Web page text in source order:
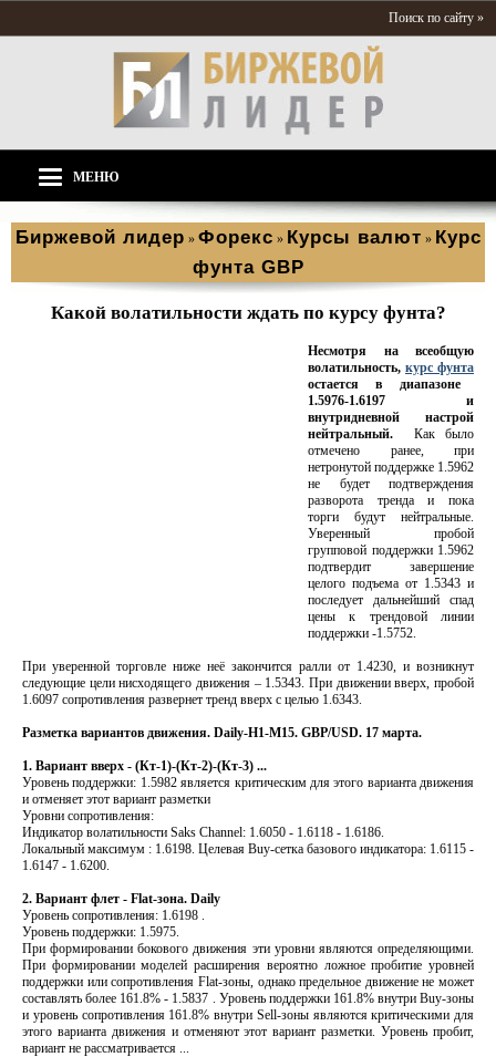
Поиск по сайту »
МЕНЮ
Биржевой лидер » Форекс » Курсы валют » Курс
фунта GBP
Какой волатильности ждать по курсу фунта?
Несмотря на всеобщую
волатильность, курс фунта
остается в диапазоне
1.5976-1.6197 и
внутридневной настрой
нейтральный. Как было
отмечено ранее, при
нетронутой поддержке 1.5962
не будет подтверждения
разворота тренда и пока
торги будут нейтральные.
Уверенный пробой
групповой поддержки 1.5962
подтвердит завершение
целого подъема от 1.5343 и
последует дальнейший спад
цены к трендовой линии
поддержки -1.5752.
При уверенной торговле ниже неё закончится ралли от 1.4230, и возникнут
следующие цели нисходящего движения – 1.5343. При движении вверх, пробой
1.6097 сопротивления развернет тренд вверх с целью 1.6343.
Разметка вариантов движения. Daily-H1-M15. GBP/USD. 17 марта.
1. Вариант вверх - (Кт-1)-(Кт-2)-(Кт-3) ...
Уровень поддержки: 1.5982 является критическим для этого варианта движения
и отменяет этот вариант разметки
Уровни сопротивления:
Индикатор волатильности Saks Channel: 1.6050 - 1.6118 - 1.6186.
Локальный максимум : 1.6198. Целевая Buy-сетка базового индикатора: 1.6115 -
1.6147 - 1.6200.
2. Вариант флет - Flat-зона. Daily
Уровень сопротивления: 1.6198 .
Уровень поддержки: 1.5975.
При формировании бокового движения эти уровни являются определяющими.
При формировании моделей расширения вероятно ложное пробитие уровней
поддержки или сопротивления Flat-зоны, однако предельное движение не может
составлять более 161.8% - 1.5837 . Уровень поддержки 161.8% внутри Buy-зоны
и уровень сопротивления 161.8% внутри Sell-зоны являются критическими для
этого варианта движения и отменяют этот вариант разметки. Уровень пробит,
вариант не рассматривается ...